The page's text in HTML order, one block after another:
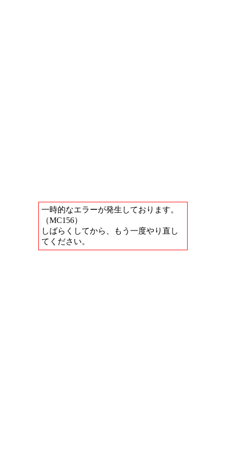
一時的なエラーが発生しております。
（MC156）
しばらくしてから、もう一度やり直し
てください。